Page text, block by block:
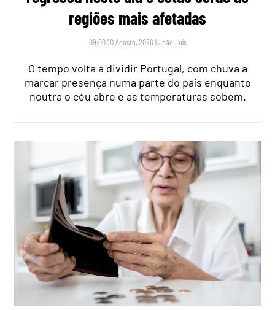
regiões mais afetadas
09:00 10 Agosto, 2026 |João Luís
O tempo volta a dividir Portugal, com chuva a
marcar presença numa parte do país enquanto
noutra o céu abre e as temperaturas sobem.